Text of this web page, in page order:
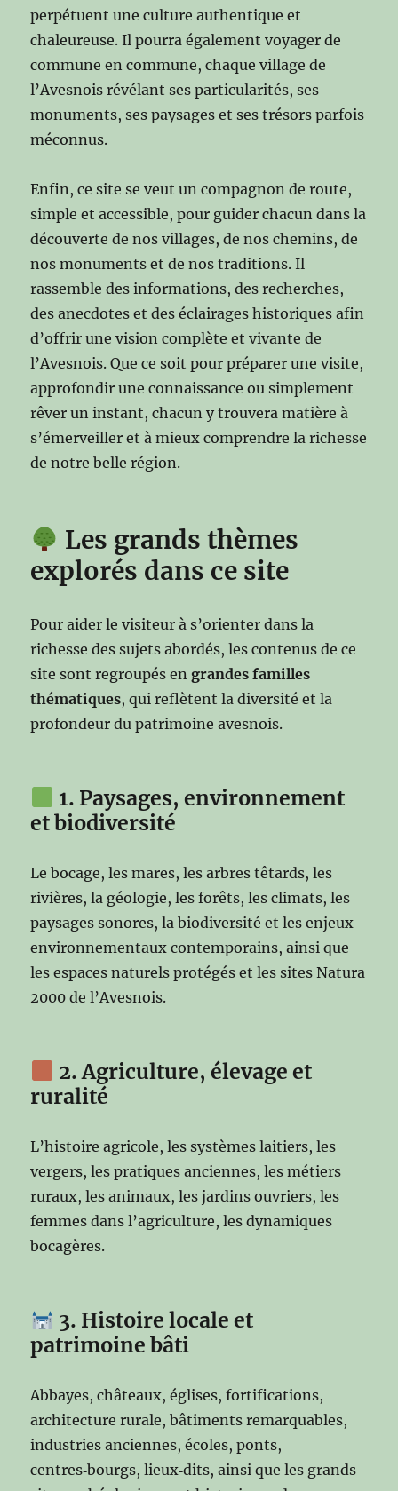
perpétuent une culture authentique et
chaleureuse. Il pourra également voyager de
commune en commune, chaque village de
l’Avesnois révélant ses particularités, ses
monuments, ses paysages et ses trésors parfois
méconnus.
Enfin, ce site se veut un compagnon de route,
simple et accessible, pour guider chacun dans la
découverte de nos villages, de nos chemins, de
nos monuments et de nos traditions. Il
rassemble des informations, des recherches,
des anecdotes et des éclairages historiques afin
d’offrir une vision complète et vivante de
l’Avesnois. Que ce soit pour préparer une visite,
approfondir une connaissance ou simplement
rêver un instant, chacun y trouvera matière à
s’émerveiller et à mieux comprendre la richesse
de notre belle région.
Les grands thèmes
explorés dans ce site
Pour aider le visiteur à s’orienter dans la
richesse des sujets abordés, les contenus de ce
site sont regroupés engrandes familles
thématiques, qui reflètent la diversité et la
profondeur du patrimoine avesnois.
1. Paysages, environnement
et biodiversité
Le bocage, les mares, les arbres têtards, les
rivières, la géologie, les forêts, les climats, les
paysages sonores, la biodiversité et les enjeux
environnementaux contemporains, ainsi que
les espaces naturels protégés et les sites Natura
2000 de l’Avesnois.
2. Agriculture, élevage et
ruralité
L’histoire agricole, les systèmes laitiers, les
vergers, les pratiques anciennes, les métiers
ruraux, les animaux, les jardins ouvriers, les
femmes dans l’agriculture, les dynamiques
bocagères.
3. Histoire locale et
patrimoine bâti
Abbayes, châteaux, églises, fortifications,
architecture rurale, bâtiments remarquables,
industries anciennes, écoles, ponts,
centres‑bourgs, lieux‑dits, ainsi que les grands